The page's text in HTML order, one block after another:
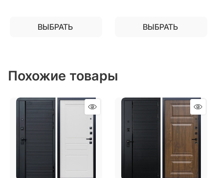
ВЫБРАТЬ ВЫБРАТЬ
Похожие товары